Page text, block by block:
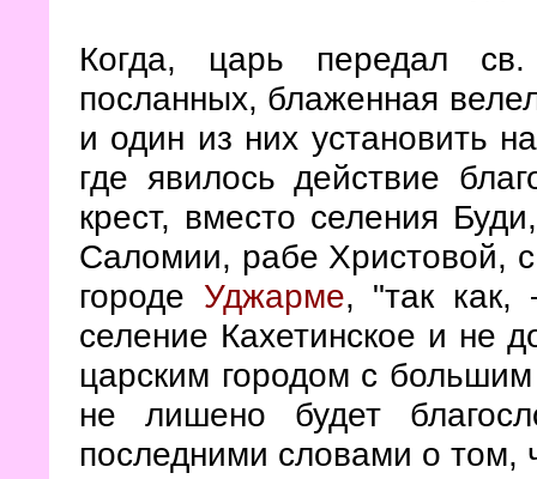
Когда, царь передал
посланных, блаженная
и один из них установить
где явилось действие
крест, вместо селения
Саломии, рабе Христовой,
городе Уджарме, "так
селение Кахетинское и не
царским городом с
не лишено будет
последними словами о том,